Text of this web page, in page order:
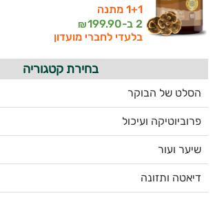
1+1 מתנה
2 ב-
199.90
₪
בלעדי לחברי מועדון
בחירת קטגוריה
הסלט של הבוקר
פרוביוטיקה ועיכול
שיער ועור
דיאטה ותזונה